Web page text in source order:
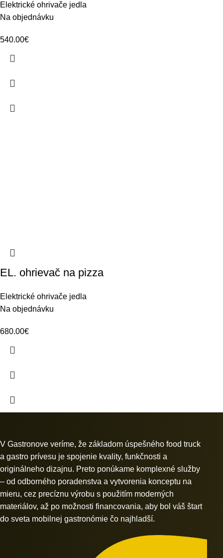
Elektrické ohrivače jedla
Na objednávku
540.00€
EL. ohrievač na pizza
Elektrické ohrivače jedla
Na objednávku
680.00€
V Gastronove veríme, že základom úspešného food truck
a gastro prívesu je spojenie kvality, funkčnosti a
originálneho dizajnu. Preto ponúkame komplexné služby
– od odborného poradenstva a vytvorenia konceptu na
mieru, cez precíznu výrobu s použitím moderných
materiálov, až po možnosti financovania, aby bol váš štart
do sveta mobilnej gastronómie čo najhladší.